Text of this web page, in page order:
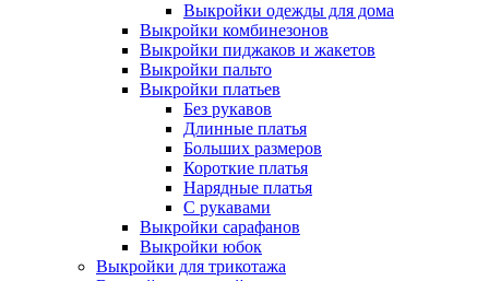
Выкройки одежды для дома
Выкройки комбинезонов
Выкройки пиджаков и жакетов
Выкройки пальто
Выкройки платьев
Без рукавов
Длинные платья
Больших размеров
Короткие платья
Нарядные платья
С рукавами
Выкройки сарафанов
Выкройки юбок
Выкройки для трикотажа